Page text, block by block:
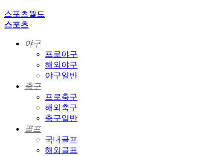
스포츠월드
스포츠
야구
프로야구
해외야구
야구일반
축구
프로축구
해외축구
축구일반
골프
국내골프
해외골프